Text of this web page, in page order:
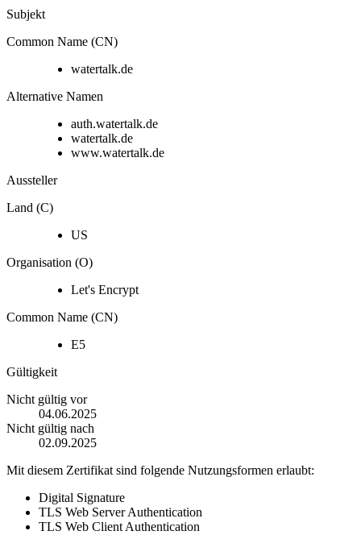
Subjekt
Common Name (CN)
watertalk.de
Alternative Namen
auth.watertalk.de
watertalk.de
www.watertalk.de
Aussteller
Land (C)
US
Organisation (O)
Let's Encrypt
Common Name (CN)
E5
Gültigkeit
Nicht gültig vor
04.06.2025
Nicht gültig nach
02.09.2025
Mit diesem Zertifikat sind folgende Nutzungsformen erlaubt:
Digital Signature
TLS Web Server Authentication
TLS Web Client Authentication